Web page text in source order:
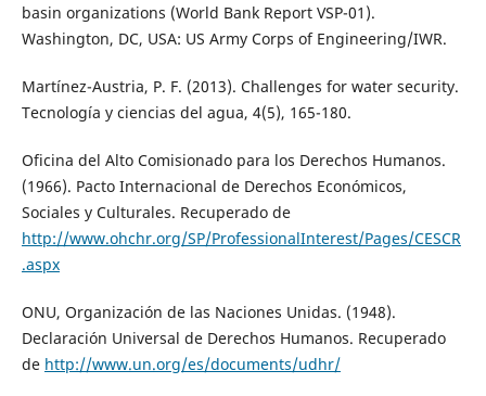
basin organizations (World Bank Report VSP-01).
Washington, DC, USA: US Army Corps of Engineering/IWR.
Martínez-Austria, P. F. (2013). Challenges for water security.
Tecnología y ciencias del agua, 4(5), 165-180.
Oficina del Alto Comisionado para los Derechos Humanos.
(1966). Pacto Internacional de Derechos Económicos,
Sociales y Culturales. Recuperado de
http://www.ohchr.org/SP/ProfessionalInterest/Pages/CESCR
.aspx
ONU, Organización de las Naciones Unidas. (1948).
Declaración Universal de Derechos Humanos. Recuperado
de http://www.un.org/es/documents/udhr/